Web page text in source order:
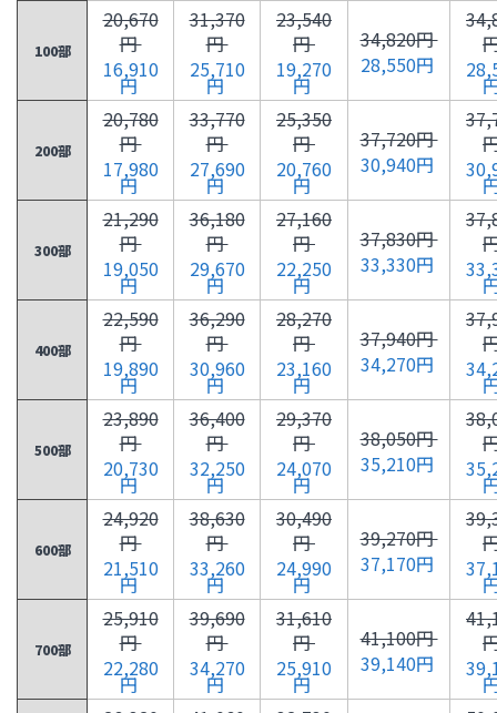
100部
20,670
円
16,910
円
31,370
円
25,710
円
23,540
円
19,270
円
34,820円
28,550円
200部
20,780
円
17,980
円
33,770
円
27,690
円
25,350
円
20,760
円
37,720円
30,940円
300部
21,290
円
19,050
円
36,180
円
29,670
円
27,160
円
22,250
円
37,830円
33,330円
400部
22,590
円
19,890
円
36,290
円
30,960
円
28,270
円
23,160
円
37,940円
34,270円
500部
23,890
円
20,730
円
36,400
円
32,250
円
29,370
円
24,070
円
38,050円
35,210円
600部
24,920
円
21,510
円
38,630
円
33,260
円
30,490
円
24,990
円
39,270円
37,170円
700部
25,910
円
22,280
円
39,690
円
34,270
円
31,610
円
25,910
円
41,100円
39,140円